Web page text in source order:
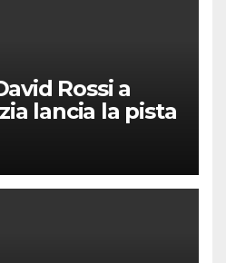
Rossi a
lancia la pista
finita